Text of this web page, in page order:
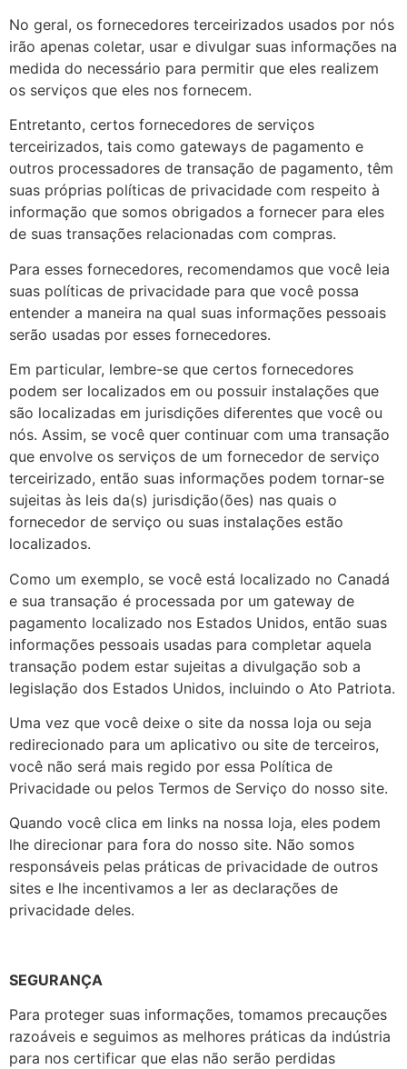
No geral, os fornecedores terceirizados usados por nós
irão apenas coletar, usar e divulgar suas informações na
medida do necessário para permitir que eles realizem
os serviços que eles nos fornecem.
Entretanto, certos fornecedores de serviços
terceirizados, tais como gateways de pagamento e
outros processadores de transação de pagamento, têm
suas próprias políticas de privacidade com respeito à
informação que somos obrigados a fornecer para eles
de suas transações relacionadas com compras.
Para esses fornecedores, recomendamos que você leia
suas políticas de privacidade para que você possa
entender a maneira na qual suas informações pessoais
serão usadas por esses fornecedores.
Em particular, lembre-se que certos fornecedores
podem ser localizados em ou possuir instalações que
são localizadas em jurisdições diferentes que você ou
nós. Assim, se você quer continuar com uma transação
que envolve os serviços de um fornecedor de serviço
terceirizado, então suas informações podem tornar-se
sujeitas às leis da(s) jurisdição(ões) nas quais o
fornecedor de serviço ou suas instalações estão
localizados.
Como um exemplo, se você está localizado no Canadá
e sua transação é processada por um gateway de
pagamento localizado nos Estados Unidos, então suas
informações pessoais usadas para completar aquela
transação podem estar sujeitas a divulgação sob a
legislação dos Estados Unidos, incluindo o Ato Patriota.
Uma vez que você deixe o site da nossa loja ou seja
redirecionado para um aplicativo ou site de terceiros,
você não será mais regido por essa Política de
Privacidade ou pelos Termos de Serviço do nosso site.
Quando você clica em links na nossa loja, eles podem
lhe direcionar para fora do nosso site. Não somos
responsáveis pelas práticas de privacidade de outros
sites e lhe incentivamos a ler as declarações de
privacidade deles.
SEGURANÇA
Para proteger suas informações, tomamos precauções
razoáveis e seguimos as melhores práticas da indústria
para nos certificar que elas não serão perdidas